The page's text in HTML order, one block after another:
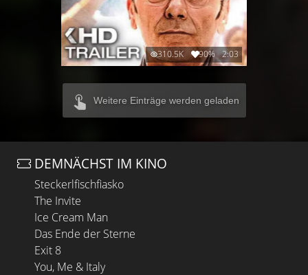
310.5K 90% 2:03
Weitere Einträge werden geladen
DEMNÄCHST IM KINO
Steckerlfischfiasko
The Invite
Ice Cream Man
Das Ende der Sterne
Exit 8
You, Me & Italy